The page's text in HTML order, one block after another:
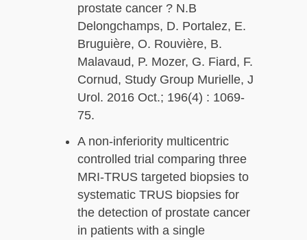
prostate cancer ? N.B
Delongchamps, D. Portalez, E.
Bruguière, O. Rouvière, B.
Malavaud, P. Mozer, G. Fiard, F.
Cornud, Study Group Murielle, J
Urol. 2016 Oct.; 196(4) : 1069-
75.
A non-inferiority multicentric
controlled trial comparing three
MRI-TRUS targeted biopsies to
systematic TRUS biopsies for
the detection of prostate cancer
in patients with a single